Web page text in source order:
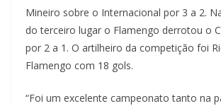
Mineiro sobre o Internacional por 3 a 2.
do terceiro lugar o Flamengo derrotou o
por 2 a 1. O artilheiro da competição foi
Flamengo com 18 gols.
“Foi um excelente campeonato tanto na